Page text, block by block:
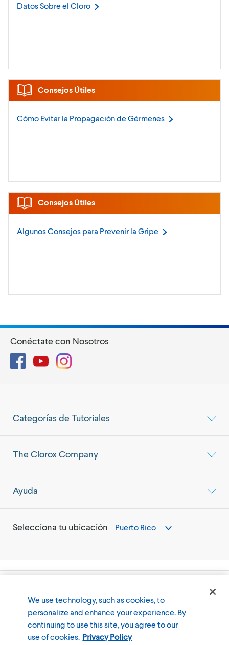
Datos Sobre el Cloro
Consejos Útiles
Cómo Evitar la Propagación de Gérmenes
Consejos Útiles
Algunos Consejos para Prevenir la Gripe
Categorías de Tutoriales
The Clorox Company
Ayuda
Selecciona tu ubicación Puerto Rico
Conéctate con Nosotros
FacebookYouTubeInstagram
Términos y Condiciones de Uso Política de Privacidad
We use technology, such as cookies, to
personalize and enhance your experience. By
continuing to use this site, you agree to our
use of cookies. Privacy Policy